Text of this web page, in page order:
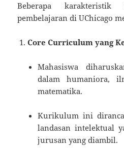
Beberapa
pembelajaran di UChicago
Core Curriculum yang
Mahasiswa
dalam humaniora,
matematika.
Kurikulum ini
landasan intelektual
jurusan yang diambil.